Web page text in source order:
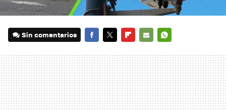
Sin comentarios
MAIL